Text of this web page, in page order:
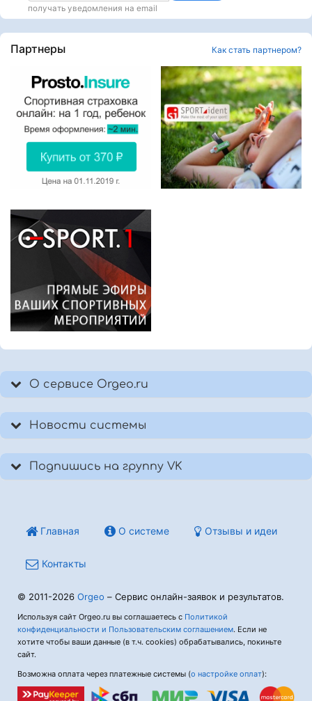
получать уведомления на email
Партнеры Как стать партнером?
О сервисе Orgeo.ru
Новости системы
Подпишись на группу VK
Главная О системе Отзывы и идеи
Контакты
© 2011-2026 Orgeo – Сервис онлайн-заявок и результатов.
Используя сайт Orgeo.ru вы соглашаетесь с Политикой
конфиденциальности и Пользовательским соглашением. Если не
хотите чтобы ваши данные (в т.ч. cookies) обрабатывались, покиньте
сайт.
Возможна оплата через платежные системы (о настройке оплат):